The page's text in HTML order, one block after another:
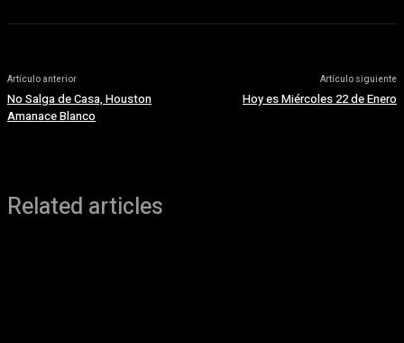
Artículo anterior
No Salga de Casa, Houston
Amanace Blanco
Artículo siguiente
Hoy es Miércoles 22 de Enero
Related articles